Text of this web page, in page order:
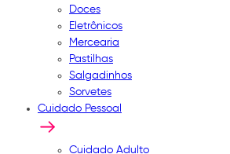
Doces
Eletrônicos
Mercearia
Pastilhas
Salgadinhos
Sorvetes
Cuidado Pessoal
Cuidado Adulto